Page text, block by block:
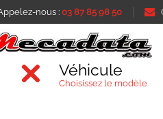
nous : 03 87 85 98 50
Véhicule
Choisissez le modèle